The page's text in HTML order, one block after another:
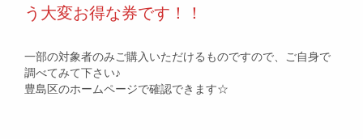
う大変お得な券です！！
一部の対象者のみご購入いただけるものですので、ご自身で
調べてみて下さい♪
豊島区のホームページで確認できます☆